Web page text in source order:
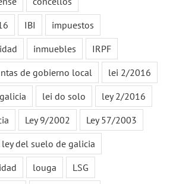
IBI
impuestos
inmuebles
IRPF
de gobierno local
lei 2/2016
lei do solo
ley 2/2016
Ley 9/2002
Ley 57/2003
ley del suelo de galicia
louga
LSG